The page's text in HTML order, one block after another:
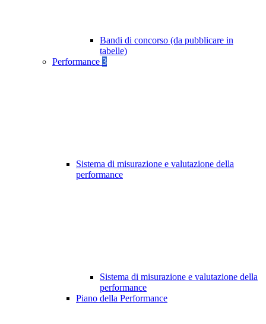
Bandi di concorso (da pubblicare in
tabelle)
Performance 3
Sistema di misurazione e valutazione della
performance
Sistema di misurazione e valutazione della
performance
Piano della Performance